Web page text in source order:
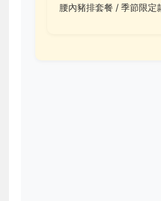
腰內豬排套餐 / 季節限定